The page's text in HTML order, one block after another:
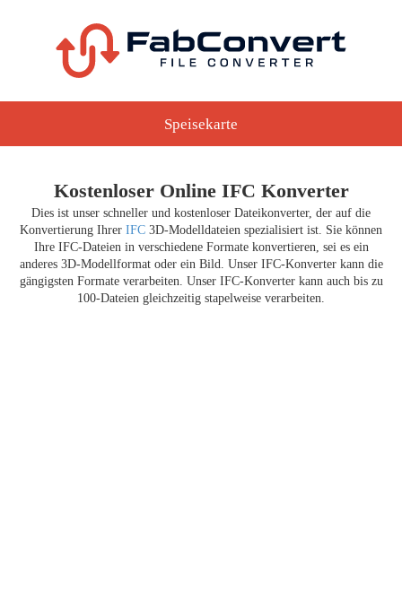
Speisekarte
Kostenloser Online IFC Konverter
Dies ist unser schneller und kostenloser Dateikonverter, der auf die
Konvertierung Ihrer IFC 3D-Modelldateien spezialisiert ist. Sie können
Ihre IFC-Dateien in verschiedene Formate konvertieren, sei es ein
anderes 3D-Modellformat oder ein Bild. Unser IFC-Konverter kann die
gängigsten Formate verarbeiten. Unser IFC-Konverter kann auch bis zu
100-Dateien gleichzeitig stapelweise verarbeiten.